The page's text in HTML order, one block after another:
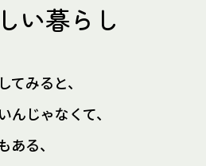
い暮らし
てみると、
んじゃなくて、
ある、